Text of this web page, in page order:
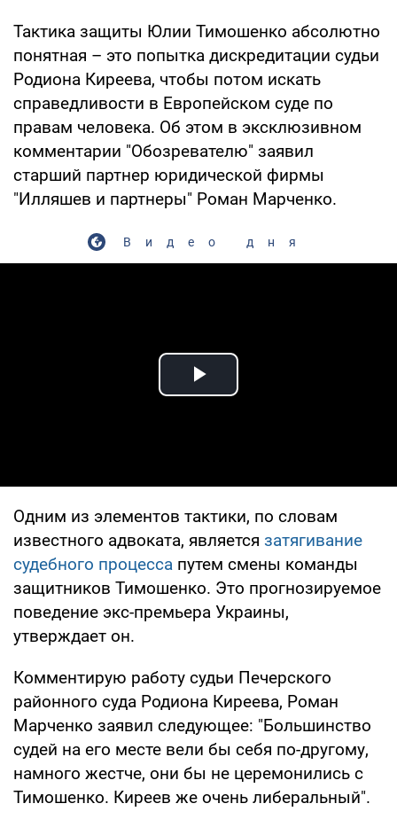
Тактика защиты Юлии Тимошенко абсолютно
понятная – это попытка дискредитации судьи
Родиона Киреева, чтобы потом искать
справедливости в Европейском суде по
правам человека. Об этом в эксклюзивном
комментарии "Обозревателю" заявил
старший партнер юридической фирмы
"Илляшев и партнеры" Роман Марченко.
Видео дня
Play Video
Одним из элементов тактики, по словам
известного адвоката, является затягивание
судебного процесса путем смены команды
защитников Тимошенко. Это прогнозируемое
поведение экс-премьера Украины,
утверждает он.
Комментирую работу судьи Печерского
районного суда Родиона Киреева, Роман
Марченко заявил следующее: "Большинство
судей на его месте вели бы себя по-другому,
намного жестче, они бы не церемонились с
Тимошенко. Киреев же очень либеральный".